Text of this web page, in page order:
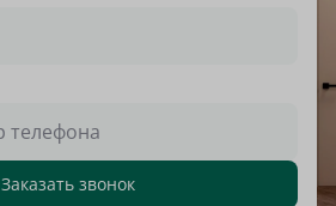
Заказать звонок